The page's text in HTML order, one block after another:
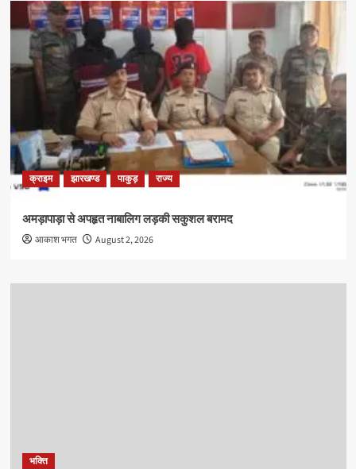
क्राइम झारखण्ड पाकुड़ राज्य
अमड़ापाड़ा से अपहृत नाबालिग लड़की सकुशल बरामद
आकाश भगत August 2, 2026
भक्ति